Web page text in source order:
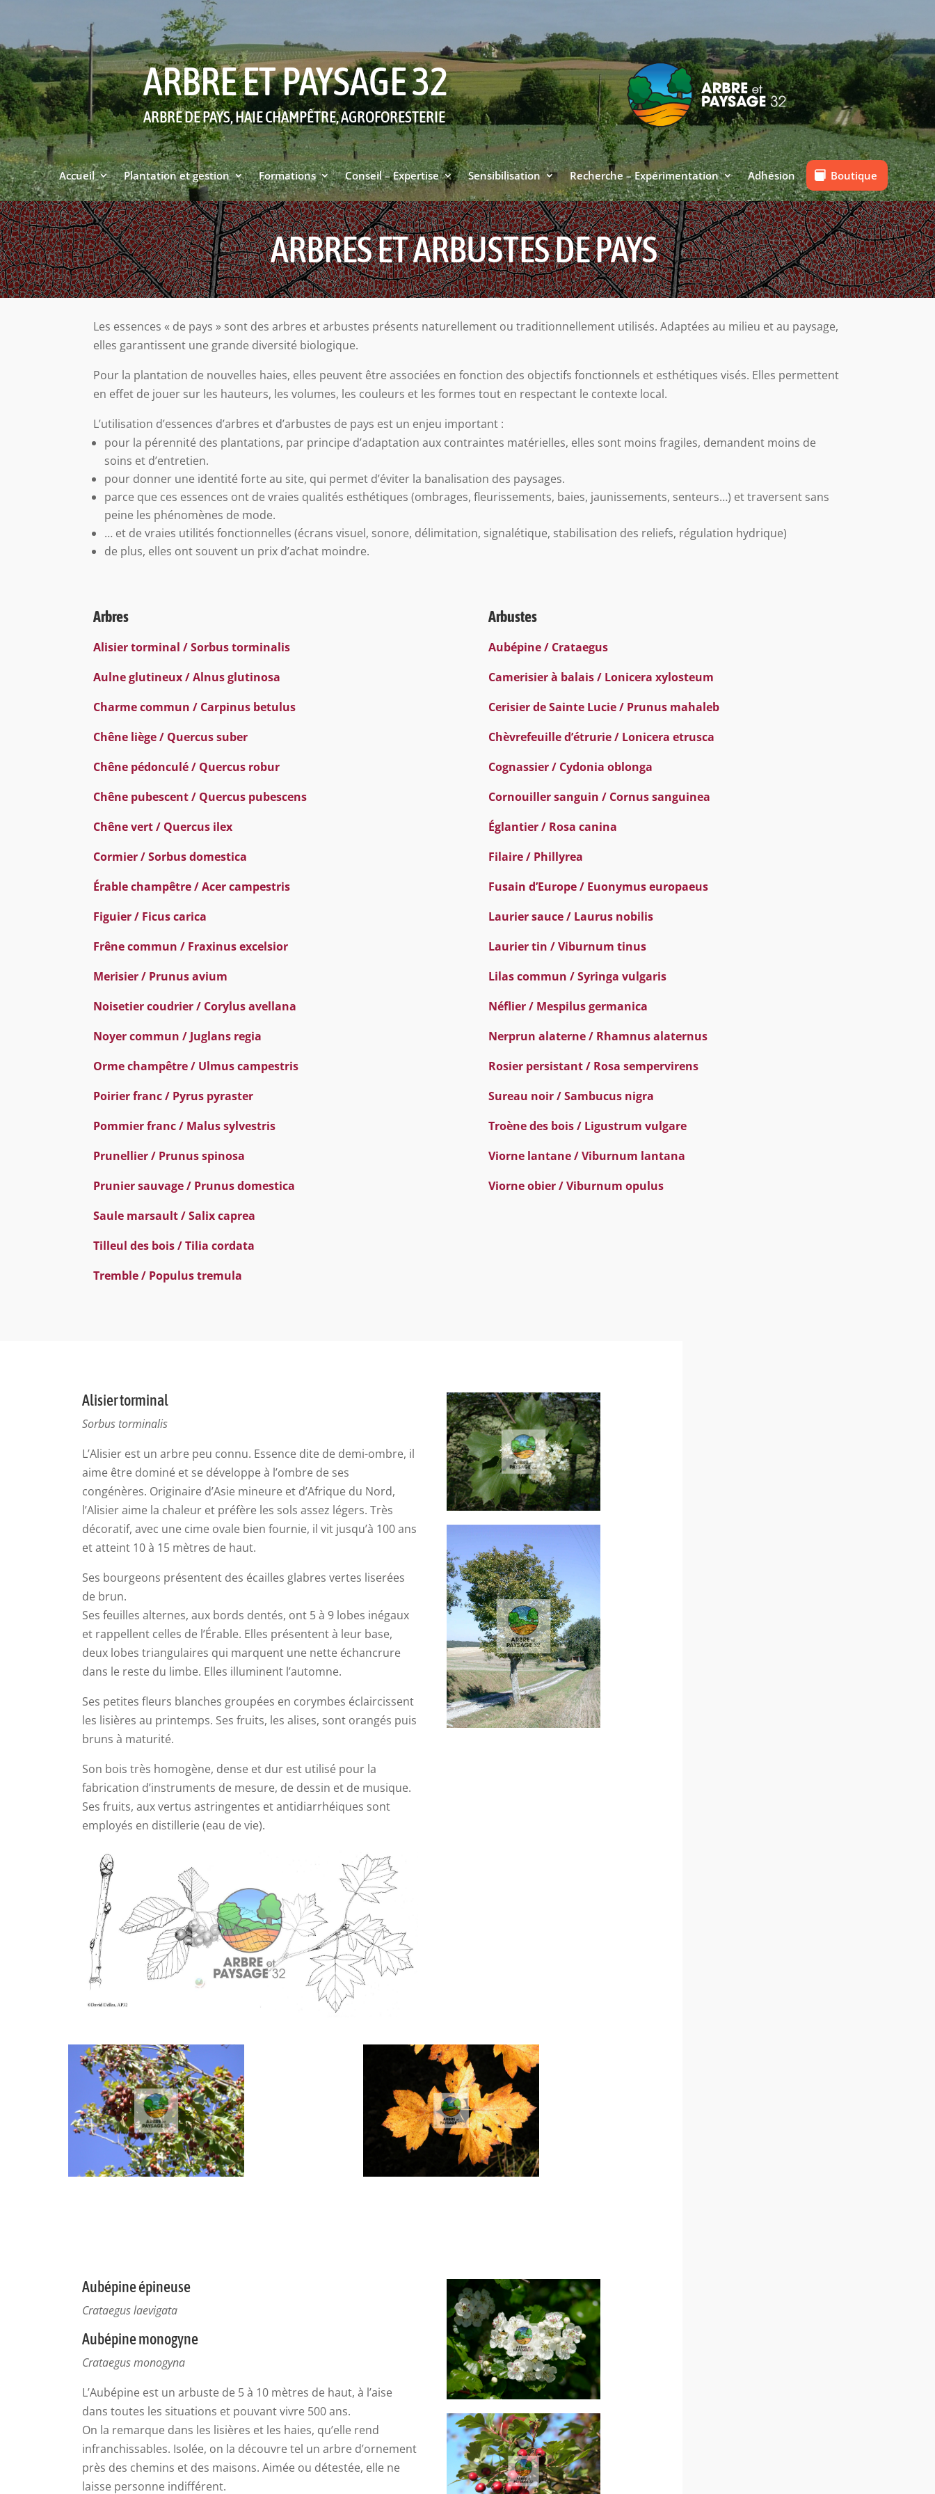
ARBRE ET PAYSAGE 32
ARBRE DE PAYS, HAIE CHAMPÊTRE, AGROFORESTERIE
Accueil Plantation et gestion Formations Conseil – Expertise Sensibilisation Recherche – Expérimentation Adhésion Boutique
ARBRES ET ARBUSTES DE PAYS
Les essences « de pays » sont des arbres et arbustes présents naturellement ou traditionnellement utilisés. Adaptées au milieu et au paysage,
elles garantissent une grande diversité biologique.
Pour la plantation de nouvelles haies, elles peuvent être associées en fonction des objectifs fonctionnels et esthétiques visés. Elles permettent
en effet de jouer sur les hauteurs, les volumes, les couleurs et les formes tout en respectant le contexte local.
L’utilisation d’essences d’arbres et d’arbustes de pays est un enjeu important :
pour la pérennité des plantations, par principe d’adaptation aux contraintes matérielles, elles sont moins fragiles, demandent moins de
soins et d’entretien.
pour donner une identité forte au site, qui permet d’éviter la banalisation des paysages.
parce que ces essences ont de vraies qualités esthétiques (ombrages, fleurissements, baies, jaunissements, senteurs…) et traversent sans
peine les phénomènes de mode.
… et de vraies utilités fonctionnelles (écrans visuel, sonore, délimitation, signalétique, stabilisation des reliefs, régulation hydrique)
de plus, elles ont souvent un prix d’achat moindre.
Arbres
Alisier torminal / Sorbus torminalis
Aulne glutineux / Alnus glutinosa
Charme commun / Carpinus betulus
Chêne liège / Quercus suber
Chêne pédonculé / Quercus robur
Chêne pubescent / Quercus pubescens
Chêne vert / Quercus ilex
Cormier / Sorbus domestica
Érable champêtre / Acer campestris
Figuier / Ficus carica
Frêne commun / Fraxinus excelsior
Merisier / Prunus avium
Noisetier coudrier / Corylus avellana
Noyer commun / Juglans regia
Orme champêtre / Ulmus campestris
Poirier franc / Pyrus pyraster
Pommier franc / Malus sylvestris
Prunellier / Prunus spinosa
Prunier sauvage / Prunus domestica
Saule marsault / Salix caprea
Tilleul des bois / Tilia cordata
Tremble / Populus tremula
Arbustes
Aubépine / Crataegus
Camerisier à balais / Lonicera xylosteum
Cerisier de Sainte Lucie / Prunus mahaleb
Chèvrefeuille d’étrurie / Lonicera etrusca
Cognassier / Cydonia oblonga
Cornouiller sanguin / Cornus sanguinea
Églantier / Rosa canina
Filaire / Phillyrea
Fusain d’Europe / Euonymus europaeus
Laurier sauce / Laurus nobilis
Laurier tin / Viburnum tinus
Lilas commun / Syringa vulgaris
Néflier / Mespilus germanica
Nerprun alaterne / Rhamnus alaternus
Rosier persistant / Rosa sempervirens
Sureau noir / Sambucus nigra
Troène des bois / Ligustrum vulgare
Viorne lantane / Viburnum lantana
Viorne obier / Viburnum opulus
Alisier torminal
Sorbus torminalis
L’Alisier est un arbre peu connu. Essence dite de demi-ombre, il
aime être dominé et se développe à l’ombre de ses
congénères. Originaire d’Asie mineure et d’Afrique du Nord,
l’Alisier aime la chaleur et préfère les sols assez légers. Très
décoratif, avec une cime ovale bien fournie, il vit jusqu’à 100 ans
et atteint 10 à 15 mètres de haut.
Ses bourgeons présentent des écailles glabres vertes liserées
de brun.
Ses feuilles alternes, aux bords dentés, ont 5 à 9 lobes inégaux
et rappellent celles de l’Érable. Elles présentent à leur base,
deux lobes triangulaires qui marquent une nette échancrure
dans le reste du limbe. Elles illuminent l’automne.
Ses petites fleurs blanches groupées en corymbes éclaircissent
les lisières au printemps. Ses fruits, les alises, sont orangés puis
bruns à maturité.
Son bois très homogène, dense et dur est utilisé pour la
fabrication d’instruments de mesure, de dessin et de musique.
Ses fruits, aux vertus astringentes et antidiarrhéiques sont
employés en distillerie (eau de vie).
Aubépine épineuse
Crataegus laevigata
Aubépine monogyne
Crataegus monogyna
L’Aubépine est un arbuste de 5 à 10 mètres de haut, à l’aise
dans toutes les situations et pouvant vivre 500 ans.
On la remarque dans les lisières et les haies, qu’elle rend
infranchissables. Isolée, on la découvre tel un arbre d’ornement
près des chemins et des maisons. Aimée ou détestée, elle ne
laisse personne indifférent.